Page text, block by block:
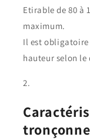
Etirable de 80 à
maximum.
Il est obligatoire
hauteur selon le